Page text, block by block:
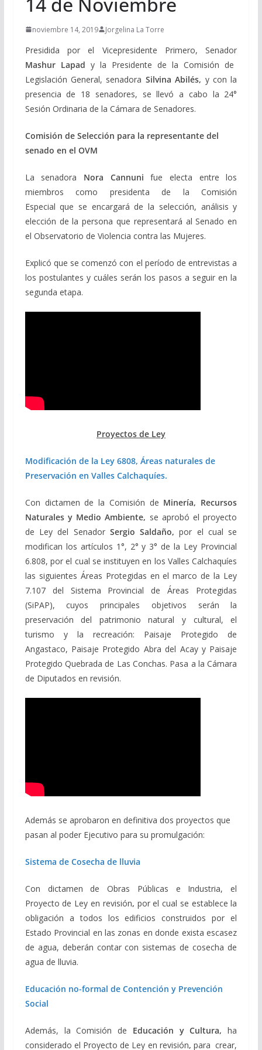
noviembre 14, 2019 Jorgelina La Torre
Presidida por el Vicepresidente Primero, Senador
Mashur Lapad y la Presidente de la Comisión de
Legislación General, senadora Silvina Abilés, y con la
presencia de 18 senadores, se llevó a cabo la 24°
Sesión Ordinaria de la Cámara de Senadores.
Comisión de Selección para la representante del
senado en el OVM
La senadora Nora Cannuni fue electa entre los
miembros como presidenta de la Comisión
Especial que se encargará de la selección, análisis y
elección de la persona que representará al Senado en
el Observatorio de Violencia contra las Mujeres.
Explicó que se comenzó con el período de entrevistas a
los postulantes y cuáles serán los pasos a seguir en la
segunda etapa.
Proyectos de Ley
Modificación de la Ley 6808, Áreas naturales de
Preservación en Valles Calchaquíes.
Con dictamen de la Comisión de Minería, Recursos
Naturales y Medio Ambiente, se aprobó el proyecto
de Ley del Senador Sergio Saldaño,por el cual se
modifican los artículos 1°, 2° y 3° de la Ley Provincial
6.808, por el cual se instituyen en los Valles Calchaquíes
las siguientes Áreas Protegidas en el marco de la Ley
7.107 del Sistema Provincial de Áreas Protegidas
(SiPAP), cuyos principales objetivos serán la
preservación del patrimonio natural y cultural, el
turismo y la recreación: Paisaje Protegido de
Angastaco, Paisaje Protegido Abra del Acay y Paisaje
Protegido Quebrada de Las Conchas. Pasa a la Cámara
de Diputados en revisión.
Además se aprobaron en definitiva dos proyectos que
pasan al poder Ejecutivo para su promulgación:
Sistema de Cosecha de lluvia
Con dictamen de Obras Públicas e Industria, el
Proyecto de Ley en revisión, por el cual se establece la
obligación a todos los edificios construidos por el
Estado Provincial en las zonas en donde exista escasez
de agua, deberán contar con sistemas de cosecha de
agua de lluvia.
Educación no-formal de Contención y Prevención
Social
Además, la Comisión de Educación y Cultura,ha
considerado el Proyecto de Ley en revisión, para crear,